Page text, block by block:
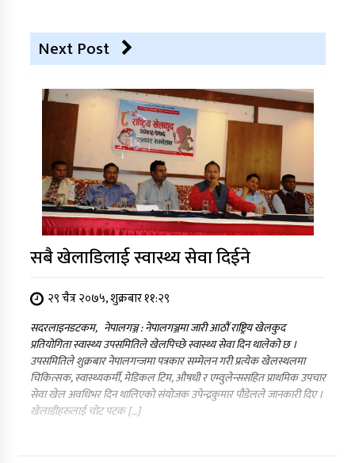
Next Post
सबै खेलाडिलाई स्वास्थ्य सेवा दिईने
२९ चैत्र २०७५, शुक्रबार ११:२९
सदरलाइनडटकम, नेपालगञ्ज : नेपालगञ्जमा जारी आठौं राष्ट्रिय खेलकुद
प्रतियोगिता स्वास्थ्य उपसमितिले खेलपिच्छे स्वास्थ्य सेवा दिन थालेको छ ।
उपसमितिले शुक्रबार नेपालगन्जमा पत्रकार सम्मेलन गरी प्रत्येक खेलस्थलमा
चिकित्सक, स्वास्थ्यकर्मी, मेडिकल टिम, औषधी र एम्वुलेन्ससहित प्राथमिक उपचार
सेवा खेल अवधिभर दिन थालिएको संयोजक उपेन्द्रकुमार पौडेलले जानकारी दिए ।
खेलाडीहरुलाई चोट पटक […]